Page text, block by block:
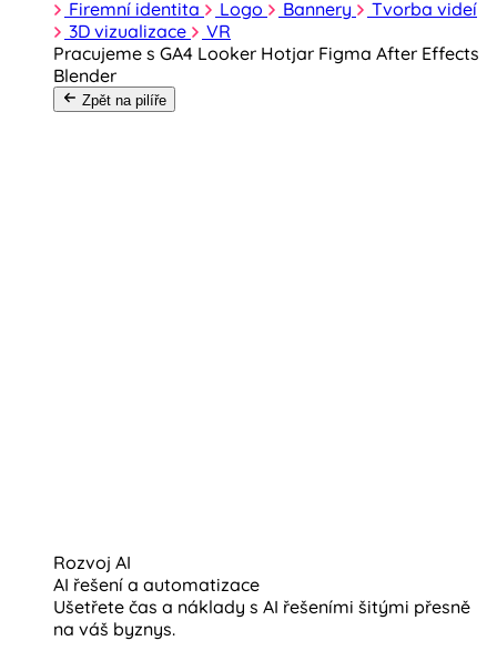
Firemní identita Logo Bannery
Tvorba videí
3D vizualizace
VR
Pracujeme s GA4 Looker Hotjar Figma After Effects
Blender
Zpět na pilíře
Rozvoj AI
AI řešení a automatizace
Ušetřete čas a náklady s AI řešeními šitými přesně
na váš byznys.